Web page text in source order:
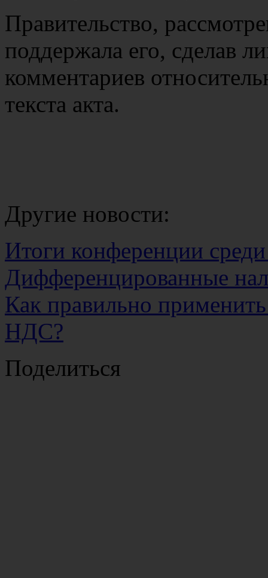
Правительство,
поддержала его, сделав
комментариев
текста акта.
Другие новости:
Итоги конференции
Дифференцированные
Как правильно
НДС?
Поделиться